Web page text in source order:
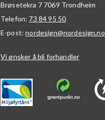
Brøsetekra 7 7069 Trondheim
Telefon: 73 84 95 50
E-post:nordesign@nordesign.no
Vi ønsker å bli forhandler